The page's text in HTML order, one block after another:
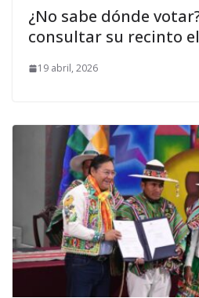
¿No sabe dónde
consultar su recinto
19 abril, 2026